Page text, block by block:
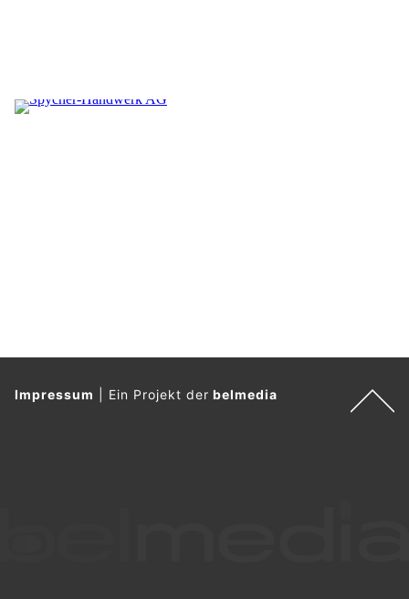
Impressum Ein Projekt derbelmedia